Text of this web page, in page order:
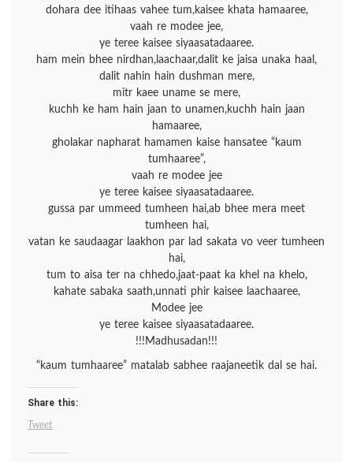
dohara dee itihaas vahee tum,kaisee khata hamaaree,
vaah re modee jee,
ye teree kaisee siyaasatadaaree.
ham mein bhee nirdhan,laachaar,dalit ke jaisa unaka haal,
dalit nahin hain dushman mere,
mitr kaee uname se mere,
kuchh ke ham hain jaan to unamen,kuchh hain jaan
hamaaree,
gholakar napharat hamamen kaise hansatee “kaum
tumhaaree”,
vaah re modee jee
ye teree kaisee siyaasatadaaree.
gussa par ummeed tumheen hai,ab bhee mera meet
tumheen hai,
vatan ke saudaagar laakhon par lad sakata vo veer tumheen
hai,
tum to aisa ter na chhedo,jaat-paat ka khel na khelo,
kahate sabaka saath,unnati phir kaisee laachaaree,
Modee jee
ye teree kaisee siyaasatadaaree.
!!!Madhusadan!!!
“kaum tumhaaree” matalab sabhee raajaneetik dal se hai.
Share this:
Tweet